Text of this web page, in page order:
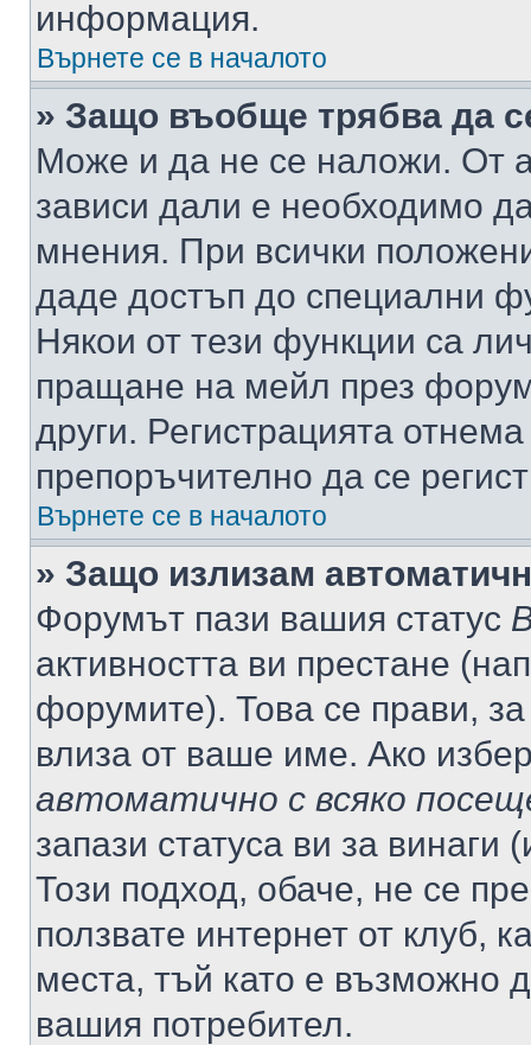
информация.
Върнете се в началото
» Защо въобще трябва да
Може и да не се наложи. От
зависи дали е необходимо
мнения. При всички
даде достъп до специални
Някои от тези функции са
пращане на мейл през
други. Регистрацията
препоръчително да се
Върнете се в началото
» Защо излизам
Форумът пази вашия статус
активността ви престане
форумите). Това се прави,
влиза от ваше име. Ако
автоматично с всяко
запази статуса ви за винаги
Този подход, обаче, не се
ползвате интернет от клуб,
места, тъй като е възможно
вашия потребител.